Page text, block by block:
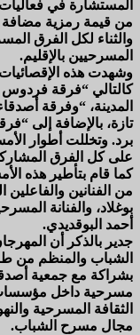
المستشارة في
من قيمة رمزية مضافة
والثناء لكل الفرق
المسرحيين بالإقليم.
وشهدت هذه
كالتالي “فرقة
المدينة، “وفرقة
تازة، بالإضافة إلى
برد. وتخللت أطوار
على كل الفرق
كما قام بتأطير هذه
من الفنانين
بوغلاد، والفنانة
أحمد البوقديدي.
جدير بالذكر أن
الشباب والمنظم من
بشراكة مع جمعية
مسرحية داخل مؤسسات
الثقافة المسرحية
مجال مسرح الشباب.